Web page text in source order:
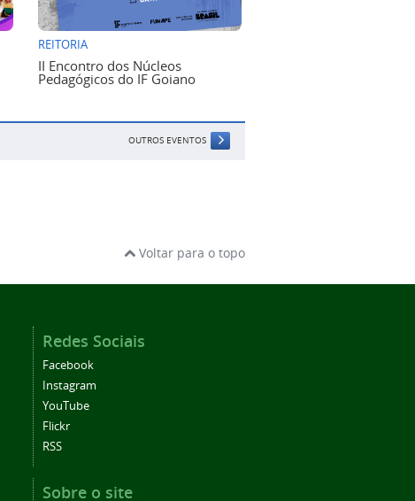
REITORIA
II Encontro dos Núcleos
Pedagógicos do IF Goiano
OUTROS EVENTOS
Voltar para o topo
Redes Sociais
Facebook
Instagram
YouTube
Flickr
RSS
Sobre o site